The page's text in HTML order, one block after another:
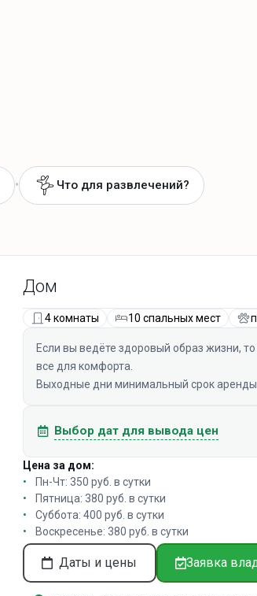
• Что для развлечений?
Дом
4 комнаты 10 спальных мест
Если вы ведёте здоровый образ жизни,
все для комфорта.
Выходные дни минимальный срок аренды
Выбор дат для вывода цен
Цена за дом:
Пн-Чт: 350 руб. в сутки
Пятница: 380 руб. в сутки
Суббота: 400 руб. в сутки
Воскресенье: 380 руб. в сутки
Даты и цены Заявка